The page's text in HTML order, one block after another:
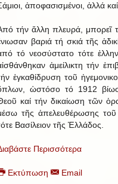
ἀποφασισμένοι, ἀλλά
τήν ἄλλη πλευρά, μπορεῖ
βαριά τή σκιά τῆς
τό νεοσύστατο τότε
ἀμείλικτη τήν
ἐγκαθίδρυση τοῦ
ὡστόσο τό 1912
καί τήν δικαίωση τῶν
τῆς ἀπελευθέρωσης
Βασίλειον τῆς Ἑλλάδος.
Περισσότερα
Εκτύπωση Email